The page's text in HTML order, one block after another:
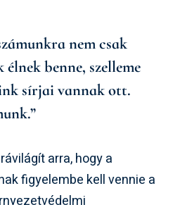
nem csak
élnek benne, szelleme
sírjai vannak ott.
arra, hogy a
figyelembe kell vennie a